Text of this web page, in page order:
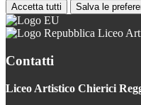
Accetta tutti Salva le
Liceo
Contatti
Liceo Artistico Chierici